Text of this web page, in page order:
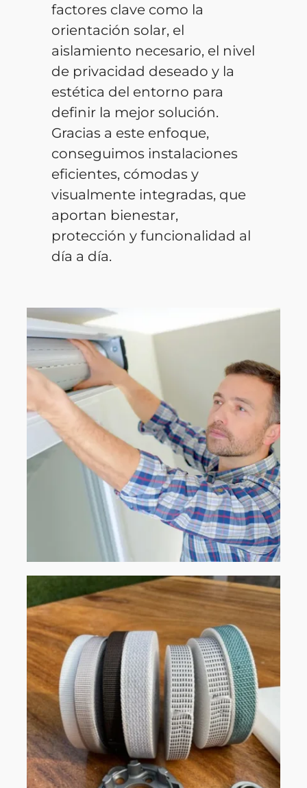
factores clave como la
orientación solar, el
aislamiento necesario, el nivel
de privacidad deseado y la
estética del entorno para
definir la mejor solución.
Gracias a este enfoque,
conseguimos instalaciones
eficientes, cómodas y
visualmente integradas, que
aportan bienestar,
protección y funcionalidad al
día a día.